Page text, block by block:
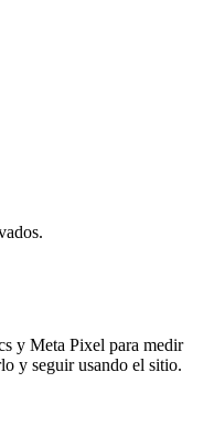
y Meta Pixel para medir
y seguir usando el sitio.